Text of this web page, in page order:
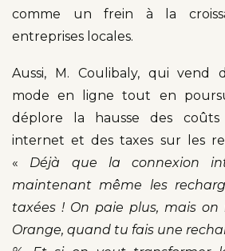
comme un frein à la
entreprises locales.
Aussi, M. Coulibaly, qui vend
mode en ligne tout en
déplore la hausse des
internet et des taxes sur les
« Déjà que la connexion
maintenant même les
taxées ! On paie plus, mais on
Orange, quand tu fais une